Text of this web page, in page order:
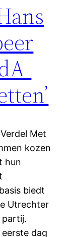
Met
kozen
hun
biedt
Utrechter
partij.
dag